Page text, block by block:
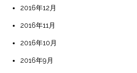
2016年12月
2016年11月
2016年10月
2016年9月